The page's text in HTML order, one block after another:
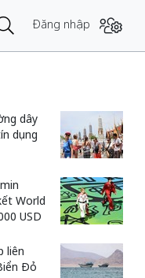
Đăng nhập
dây
dụng
World
USD
liên
Đỏ